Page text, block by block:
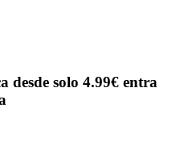
desde solo 4.99€ entra